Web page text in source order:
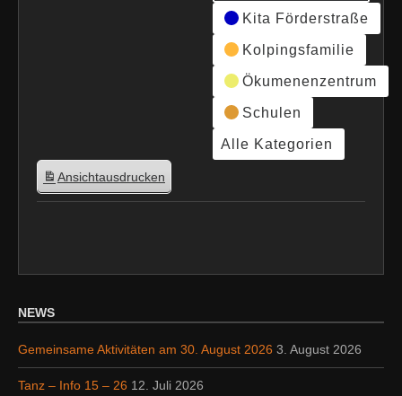
Kita Förderstraße
Kolpingsfamilie
Ökumenenzentrum
Schulen
Alle Kategorien
Ansichtausdrucken
NEWS
Gemeinsame Aktivitäten am 30. August 2026 3. August 2026
Tanz – Info 15 – 26 12. Juli 2026